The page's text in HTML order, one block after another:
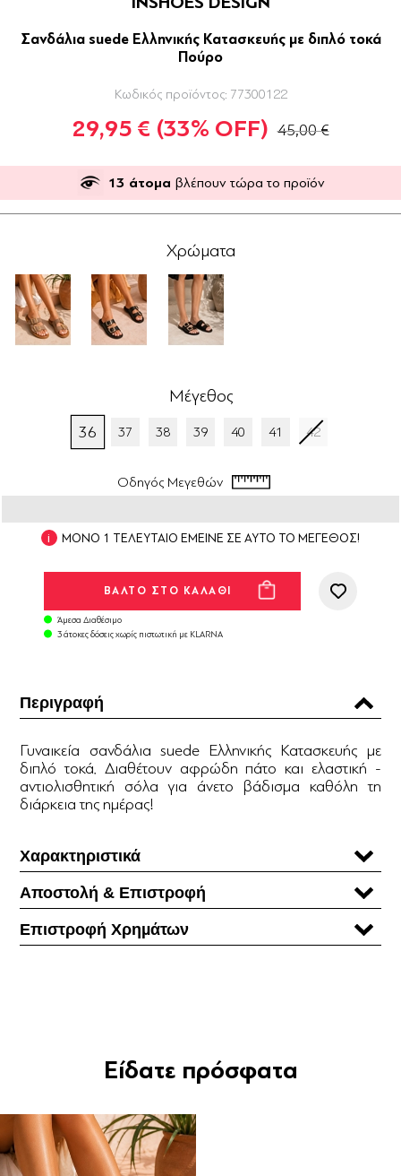
Σανδάλια suede Ελληνικής Κατασκευής με διπλό τοκά
Πούρο
Κωδικός προϊόντος: 77300122
29,95 € (33% OFF) 45,00 €
13 άτομα βλέπουν τώρα το προϊόν
Χρώματα
Μέγεθος
36 37 38 39 40 41 42
Οδηγός Μεγεθών
ΜΟΝΟ 1 ΤΕΛΕΥΤΑΙΟ ΕΜΕΙΝΕ ΣΕ ΑΥΤΟ ΤΟ ΜΕΓΕΘΟΣ!
Άμεσα Διαθέσιμο
3 άτοκες δόσεις χωρίς πιστωτική με KLARNA
Περιγραφή
Γυναικεία σανδάλια suede Ελληνικής Κατασκευής με
διπλό τοκά. Διαθέτουν αφρώδη πάτο και ελαστική -
αντιολισθητική σόλα για άνετο βάδισμα καθόλη τη
διάρκεια της ημέρας!
Χαρακτηριστικά
Αποστολή & Επιστροφή
Επιστροφή Χρηµάτων
Είδατε πρόσφατα